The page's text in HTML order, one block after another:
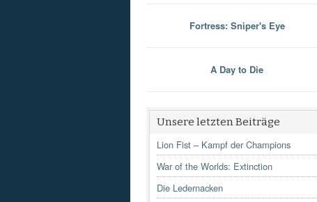
Fortress: Sniper's Eye
A Day to Die
Unsere letzten Beiträge
Lion Fist – Kampf der Champions
War of the Worlds: Extinction
Die Ledernacken